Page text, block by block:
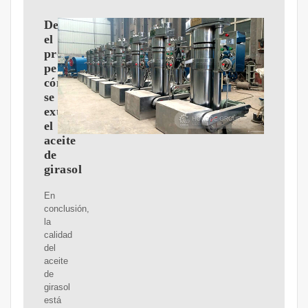
Descubre
el
proceso
perfecto:
cómo
se
extrae
el
aceite
de
girasol
En
conclusión,
la
calidad
del
aceite
de
girasol
está